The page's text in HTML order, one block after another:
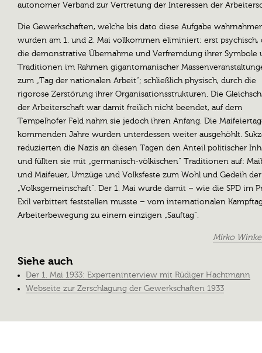
autonomer Verband zur Vertretung der Interessen der
Die Gewerkschaften, welche bis dato diese Aufgabe
wurden am 1. und 2. Mai vollkommen eliminiert: erst psychisch,
die demonstrative Übernahme und Verfremdung ihrer Symbole
Traditionen im Rahmen gigantomanischer
zum „Tag der nationalen Arbeit“; schließlich physisch, durch die
rigorose Zerstörung ihrer Organisationsstrukturen. Die
der Arbeiterschaft war damit freilich nicht beendet, auf dem
Tempelhofer Feld nahm sie jedoch ihren Anfang. Die
kommenden Jahre wurden unterdessen weiter ausgehöhlt.
reduzierten die Nazis an diesen Tagen den Anteil politischer
und füllten sie mit „germanisch-völkischen“ Traditionen auf:
und Maifeuer, Umzüge und Volksfeste zum Wohl und Gedeih der
„Volksgemeinschaft“. Der 1. Mai wurde damit – wie die SPD im
Exil verbittert feststellen musste – vom internationalen
Arbeiterbewegung zu einem einzigen „Sauftag“.
Mirko
Siehe auch
Der 1. Mai 1933: Experteninterview mit Rüdiger Hachtmann
Webseite zur Zerschlagung der Gewerkschaften 1933